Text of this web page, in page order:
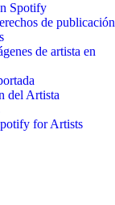
Spotify
de publicación
de artista en
del Artista
for Artists